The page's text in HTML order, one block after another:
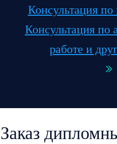
Консультация по
Консультация по
работе и
Заказ